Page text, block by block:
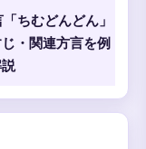
ちむどんどん」
・関連方言を例